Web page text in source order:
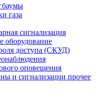
газа
сигнализация
оборудование
доступа (СКУД)
оповещения
и сигнализации прочее